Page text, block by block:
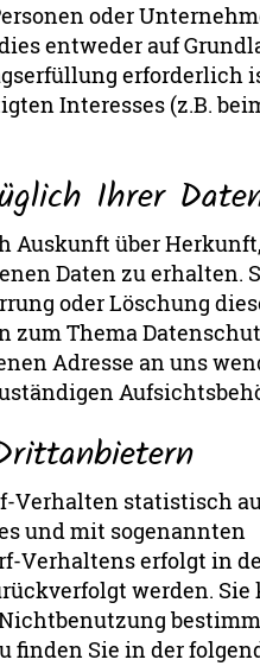
oder
entweder auf
erforderlich
Interesses (z.B.
Ihrer
Auskunft über
Daten zu erhalten.
oder Löschung
zum Thema
Adresse an uns
Verhalten statistisch
und mit sogenannten
Verhaltens erfolgt in
werden. Sie
finden Sie in der